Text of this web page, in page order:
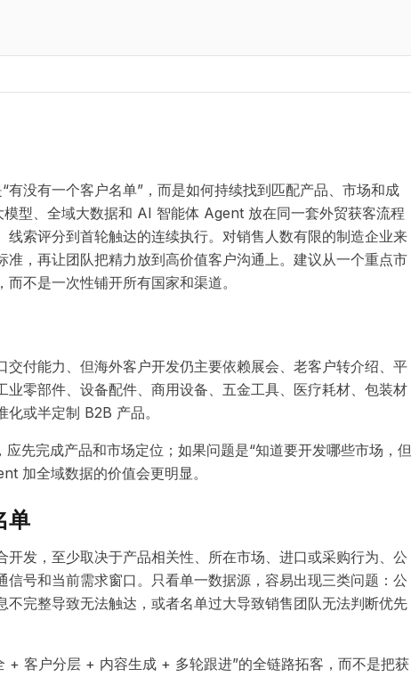
没有一个客户名单”，而是如何持续找到匹配产品、市场和成
型、全域大数据和 AI 智能体 Agent 放在同一套外贸获客流程
索评分到首轮触达的连续执行。对销售人数有限的制造企业来
，再让团队把精力放到高价值客户沟通上。建议从一个重点市
不是一次性铺开所有国家和渠道。
付能力、但海外客户开发仍主要依赖展会、老客户转介绍、平
零部件、设备配件、商用设备、五金工具、医疗耗材、包装材
或半定制 B2B 产品。
先完成产品和市场定位；如果问题是“知道要开发哪些市场，但
加全域数据的价值会更明显。
单
发，至少取决于产品相关性、所在市场、进口或采购行为、公
号和当前需求窗口。只看单一数据源，容易出现三类问题：公
完整导致无法触达，或者名单过大导致销售团队无法判断优先
+ 客户分层 + 内容生成 + 多轮跟进”的全链路拓客，而不是把获